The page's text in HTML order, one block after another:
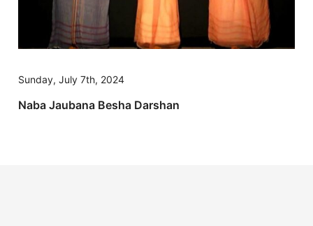
Sunday, July 7th, 2024
Naba Jaubana Besha Darshan